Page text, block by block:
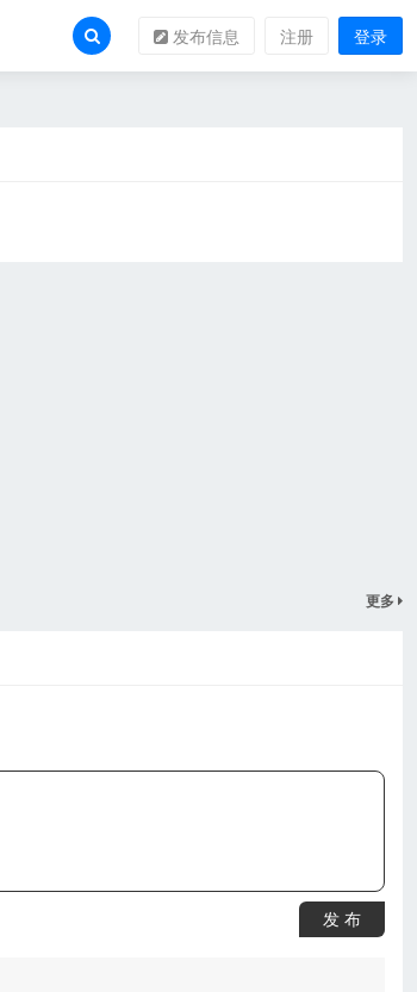
登录
注册
发布信息
更多
发 布